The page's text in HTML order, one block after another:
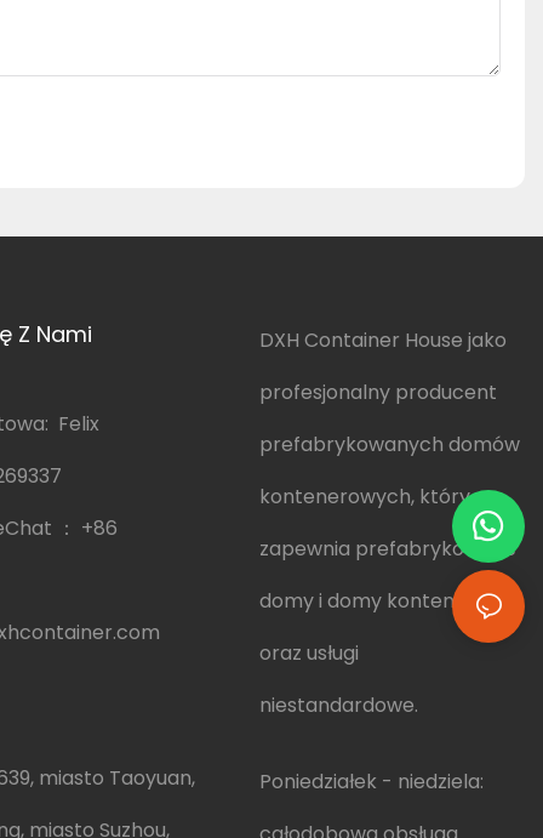
Z Nami
Felix
： +86
miasto Taoyuan,
miasto Suzhou,
DXH Container House jako
profesjonalny producent
prefabrykowanych domów
kontenerowych, który
zapewnia prefabrykowane
domy i domy kontenerowe
oraz usługi
niestandardowe.
Poniedziałek - niedziela: